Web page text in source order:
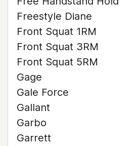
Freestyle Diane
Front Squat 1RM
Front Squat 3RM
Front Squat 5RM
Gage
Gale Force
Gallant
Garbo
Garrett